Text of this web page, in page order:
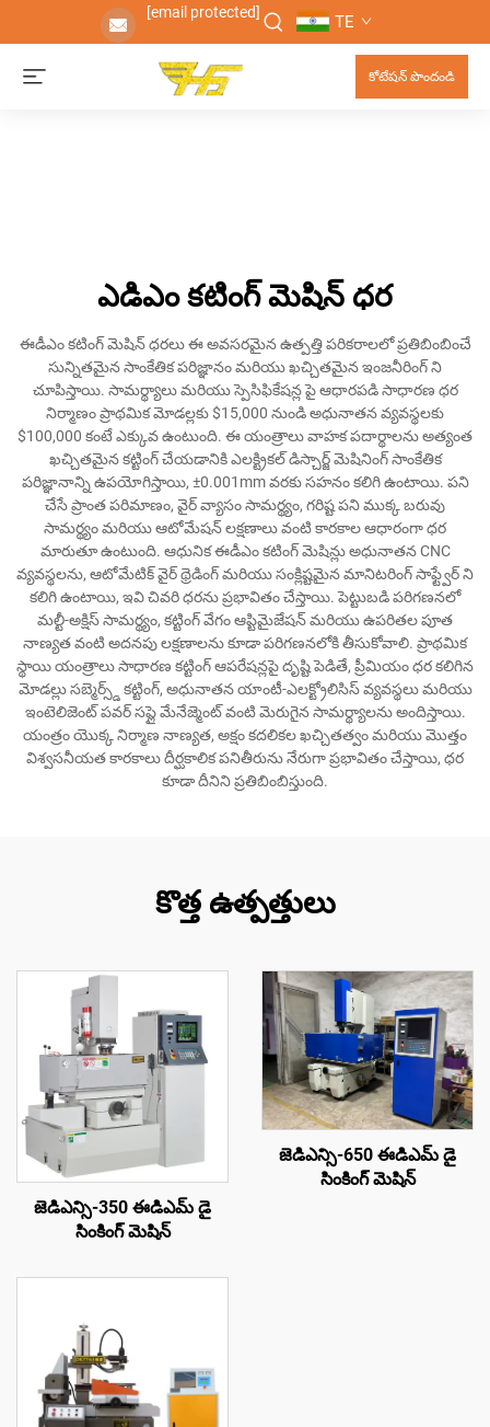
[email protected] TE
కోటేషన్ పొందండి
ఎడిఎం కటింగ్ మెషిన్ ధర
ఈడీఎం కటింగ్ మెషిన్ ధరలు ఈ అవసరమైన ఉత్పత్తి పరికరాలలో ప్రతిబింబించే
సున్నితమైన సాంకేతిక పరిజ్ఞానం మరియు ఖచ్చితమైన ఇంజనీరింగ్ ని
చూపిస్తాయి. సామర్థ్యాలు మరియు స్పెసిఫికేషన్ల పై ఆధారపడి సాధారణ ధర
నిర్మాణం ప్రాథమిక మోడల్లకు $15,000 నుండి అధునాతన వ్యవస్థలకు
$100,000 కంటే ఎక్కువ ఉంటుంది. ఈ యంత్రాలు వాహక పదార్థాలను అత్యంత
ఖచ్చితమైన కట్టింగ్ చేయడానికి ఎలక్ట్రికల్ డిస్చార్జ్ మెషినింగ్ సాంకేతిక
పరిజ్ఞానాన్ని ఉపయోగిస్తాయి, ±0.001mm వరకు సహనం కలిగి ఉంటాయి. పని
చేసే ప్రాంత పరిమాణం, వైర్ వ్యాసం సామర్థ్యం, గరిష్ట పని ముక్క బరువు
సామర్థ్యం మరియు ఆటోమేషన్ లక్షణాలు వంటి కారకాల ఆధారంగా ధర
మారుతూ ఉంటుంది. ఆధునిక ఈడీఎం కటింగ్ మెషిన్లు అధునాతన CNC
వ్యవస్థలను, ఆటోమేటిక్ వైర్ థ్రెడింగ్ మరియు సంక్లిష్టమైన మానిటరింగ్ సాఫ్ట్వేర్ ని
కలిగి ఉంటాయి, ఇవి చివరి ధరను ప్రభావితం చేస్తాయి. పెట్టుబడి పరిగణనలో
మల్టీ-అక్షిస్ సామర్థ్యం, కట్టింగ్ వేగం ఆప్టిమైజేషన్ మరియు ఉపరితల పూత
నాణ్యత వంటి అదనపు లక్షణాలను కూడా పరిగణనలోకి తీసుకోవాలి. ప్రాథమిక
స్థాయి యంత్రాలు సాధారణ కట్టింగ్ ఆపరేషన్లపై దృష్టి పెడితే, ప్రీమియం ధర కలిగిన
మోడల్లు సబ్మెర్స్డ్ కట్టింగ్, అధునాతన యాంటీ-ఎలక్ట్రోలిసిస్ వ్యవస్థలు మరియు
ఇంటెలిజెంట్ పవర్ సప్లై మేనేజ్మెంట్ వంటి మెరుగైన సామర్థ్యాలను అందిస్తాయి.
యంత్రం యొక్క నిర్మాణ నాణ్యత, అక్షం కదలికల ఖచ్చితత్వం మరియు మొత్తం
విశ్వసనీయత కారకాలు దీర్ఘకాలిక పనితీరును నేరుగా ప్రభావితం చేస్తాయి, ధర
కూడా దీనిని ప్రతిబింబిస్తుంది.
కొత్త ఉత్పత్తులు
జెడిఎన్సి-350 ఈడిఎమ్ డై
సింకింగ్ మెషిన్
జెడిఎన్సి-650 ఈడిఎమ్ డై
సింకింగ్ మెషిన్